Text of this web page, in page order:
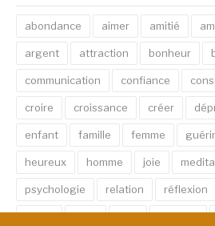
abondance aimer amitié
argent attraction bonheur
communication confiance
croire croissance créer
enfant famille femme guérir
heureux homme joie
psychologie relation réflexion
santé sexe soin spirituel